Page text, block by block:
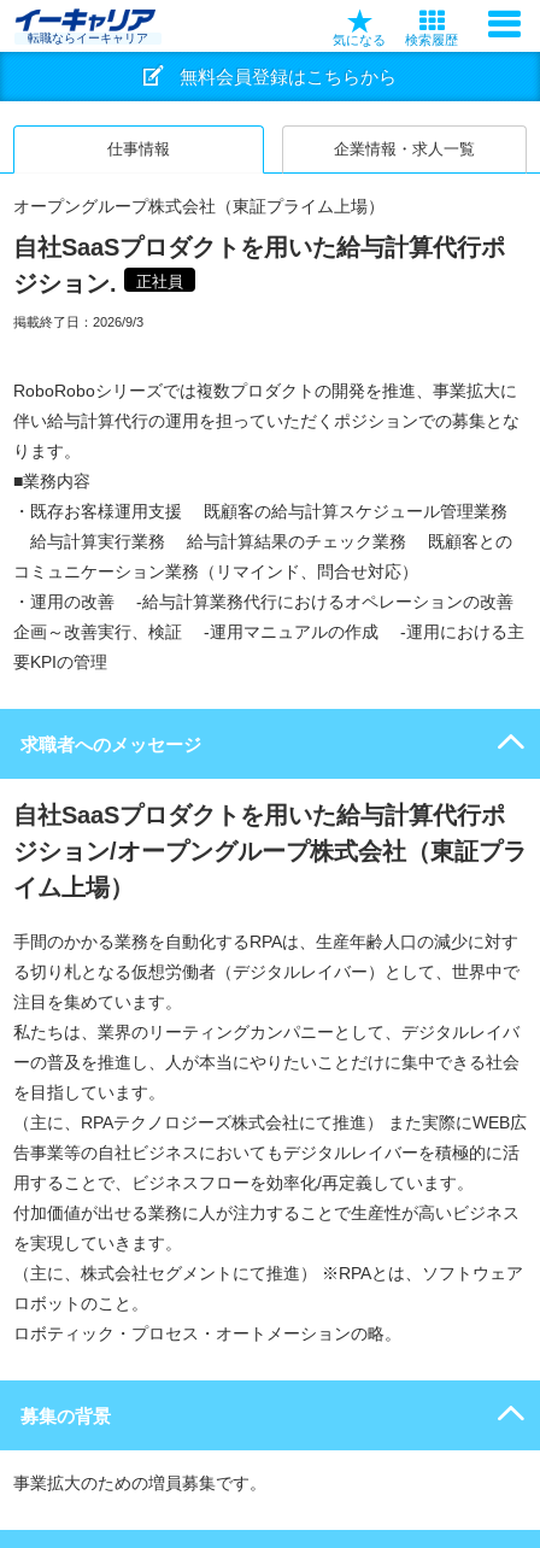
転職ならイーキャリア 気になる 検索履歴
無料会員登録はこちらから
仕事情報 企業情報・求人一覧
オープングループ株式会社（東証プライム上場）
自社SaaSプロダクトを用いた給与計算代行ポ
ジション.
正社員
掲載終了日： 2026/9/3
RoboRoboシリーズでは複数プロダクトの開発を推進、事業拡大に
伴い給与計算代行の運用を担っていただくポジションでの募集とな
ります。
■業務内容
・既存お客様運用支援 既顧客の給与計算スケジュール管理業務
給与計算実行業務 給与計算結果のチェック業務 既顧客との
コミュニケーション業務（リマインド、問合せ対応）
・運用の改善 ‐給与計算業務代行におけるオペレーションの改善
企画～改善実行、検証 ‐運用マニュアルの作成 ‐運用における主
要KPIの管理
求職者へのメッセージ
自社SaaSプロダクトを用いた給与計算代行ポ
ジション/オープングループ株式会社（東証プラ
イム上場）
手間のかかる業務を自動化するRPAは、生産年齢人口の減少に対す
る切り札となる仮想労働者（デジタルレイバー）として、世界中で
注目を集めています。
私たちは、業界のリーティングカンパニーとして、デジタルレイバ
ーの普及を推進し、人が本当にやりたいことだけに集中できる社会
を目指しています。
（主に、RPAテクノロジーズ株式会社にて推進） また実際にWEB広
告事業等の自社ビジネスにおいてもデジタルレイバーを積極的に活
用することで、ビジネスフローを効率化/再定義しています。
付加価値が出せる業務に人が注力することで生産性が高いビジネス
を実現していきます。
（主に、株式会社セグメントにて推進） ※RPAとは、ソフトウェア
ロボットのこと。
ロボティック・プロセス・オートメーションの略。
募集の背景
事業拡大のための増員募集です。